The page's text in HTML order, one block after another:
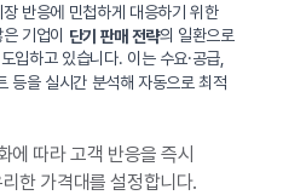
반응에 민첩하게 대응하기 위한
기업이 단기 판매 전략의 일환으로
입하고 있습니다. 이는 수요·공급,
등을 실시간 분석해 자동으로 최적
에 따라 고객 반응을 즉시
한 가격대를 설정합니다.